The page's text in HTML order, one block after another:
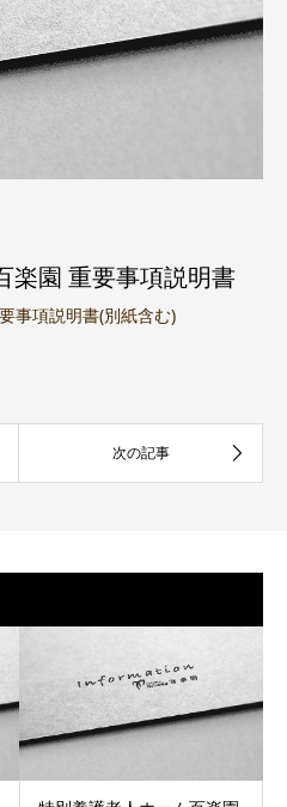
楽園 重要事項説明書
事項説明書(別紙含む)